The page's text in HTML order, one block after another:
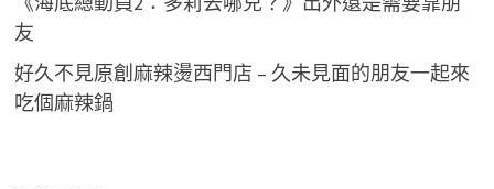
友
好久不見原創麻辣燙西門店 – 久未見面的朋友一起來
吃個麻辣鍋